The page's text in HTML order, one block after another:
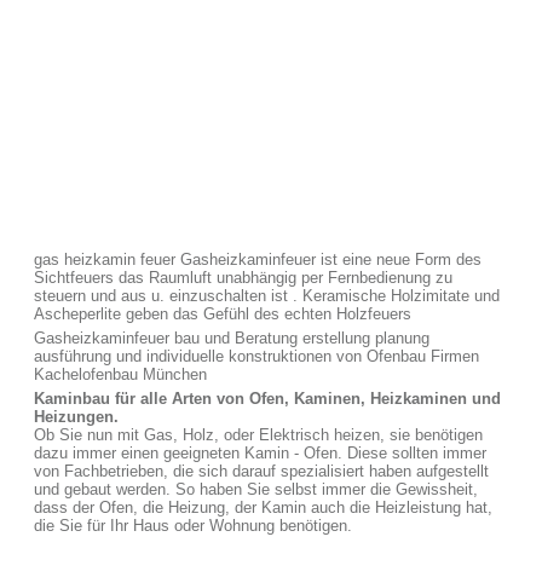
gas heizkamin feuer Gasheizkaminfeuer ist eine neue Form des
Sichtfeuers das Raumluft unabhängig per Fernbedienung zu
steuern und aus u. einzuschalten ist . Keramische Holzimitate und
Ascheperlite geben das Gefühl des echten Holzfeuers
Gasheizkaminfeuer bau und Beratung erstellung planung
ausführung und individuelle konstruktionen von Ofenbau Firmen
Kachelofenbau München
Kaminbau für alle Arten von Ofen, Kaminen, Heizkaminen und
Heizungen.
Ob Sie nun mit Gas, Holz, oder Elektrisch heizen, sie benötigen
dazu immer einen geeigneten Kamin - Ofen. Diese sollten immer
von Fachbetrieben, die sich darauf spezialisiert haben aufgestellt
und gebaut werden. So haben Sie selbst immer die Gewissheit,
dass der Ofen, die Heizung, der Kamin auch die Heizleistung hat,
die Sie für Ihr Haus oder Wohnung benötigen.